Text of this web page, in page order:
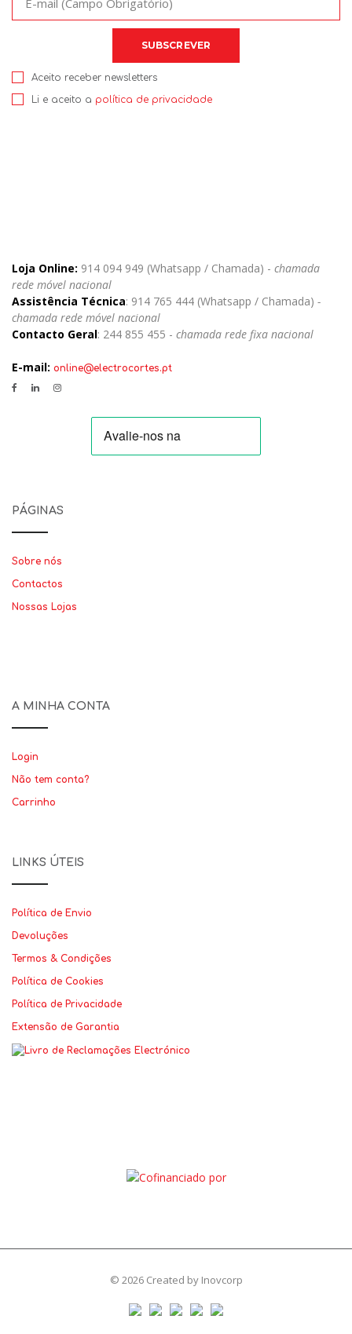
Aceito receber newsletters
Li e aceito a política de privacidade
Loja Online: 914 094 949 (Whatsapp / Chamada) - chamada
rede móvel nacional
Assistência Técnica: 914 765 444 (Whatsapp / Chamada) -
chamada rede móvel nacional
Contacto Geral: 244 855 455 - chamada rede fixa nacional
E-mail: online@electrocortes.pt
PÁGINAS
Sobre nós
Contactos
Nossas Lojas
A MINHA CONTA
Login
Não tem conta?
Carrinho
LINKS ÚTEIS
Política de Envio
Devoluções
Termos & Condições
Política de Cookies
Política de Privacidade
Extensão de Garantia
© 2026 Created by Inovcorp